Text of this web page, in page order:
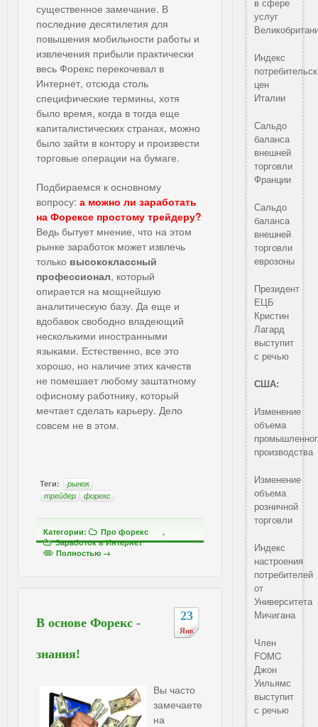
существенное замечание. В
последние десятилетия для
повышения мобильности работы и
извлечения прибыли практически
весь Форекс перекочевал в
Интернет, отсюда столь
специфические термины, хотя
было время, когда в тогда еще
капиталистических странах, можно
было зайти в контору и произвести
торговые операции на бумаге.
Подбираемся к основному
вопросу: а можно ли заработать
на Форексе простому трейдеру?
Ведь бытует мнение, что на этом
рынке заработок может извлечь
только высококлассный
профессионал, который
опирается на мощнейшую
аналитическую базу. Да еще и
вдобавок свободно владеющий
несколькими иностранными
языками. Естественно, все это
хорошо, но наличие этих качеств
не помешает любому заштатному
офисному работнику, который
мечтает сделать карьеру. Дело
совсем не в этом.
Теги:
рынок
трейдер
форекс
Категории: Про форекс
,
Заработок в Интернет
Полностью →
23
Янв
В основе Форекс -
знания!
Вы часто
замечаете
на
услуг
Индекс
цен
Италии
Сальдо
баланса
внешней
торговли
Франции
Сальдо
баланса
внешней
торговли
еврозоны
Президент
ЕЦБ
Кристин
Лагард
выступит
с речью
США:
Изменение
объема
производства
Изменение
объема
розничной
торговли
Индекс
настроения
потребителей
от
Университета
Мичигана
Член
FOMC
Джон
Уильямс
выступит
с речью